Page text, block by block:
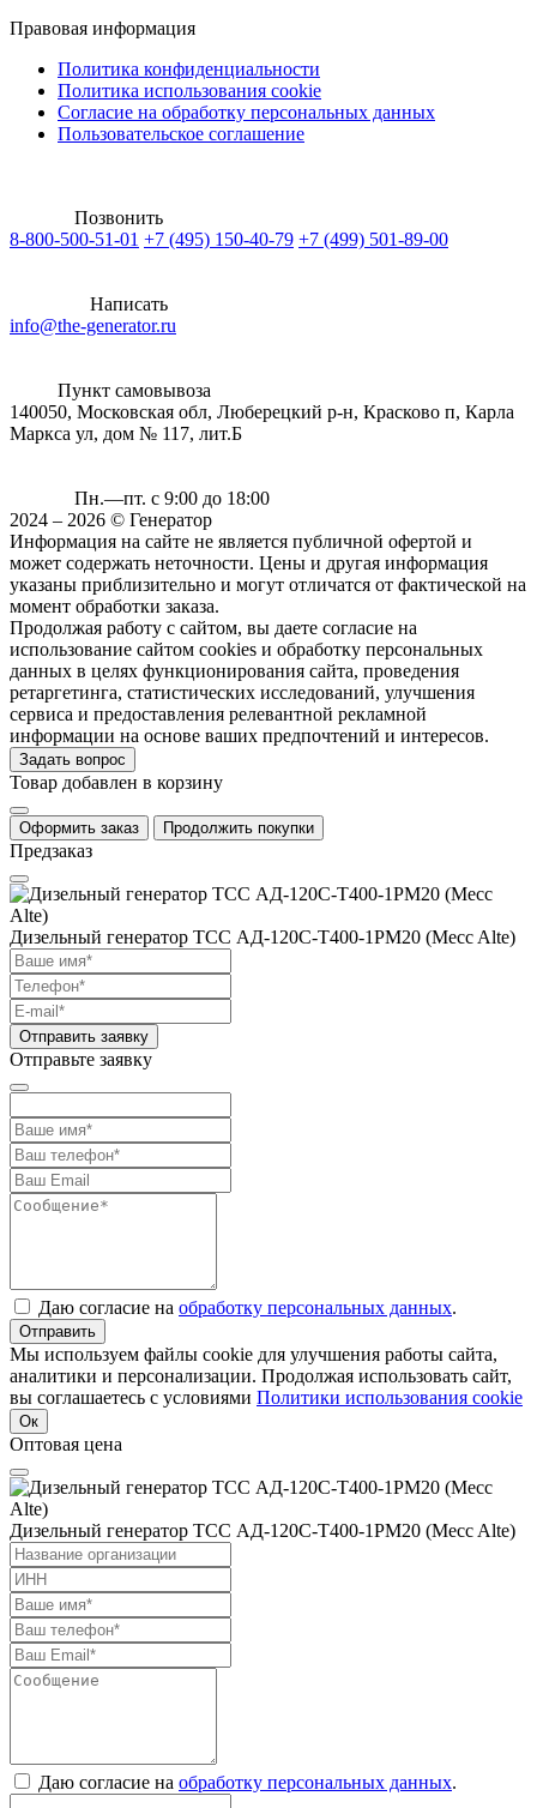
Правовая информация
Политика конфиденциальности
Политика использования cookie
Согласие на обработку персональных данных
Пользовательское соглашение
Позвонить
8-800-500-51-01 +7 (495) 150-40-79 +7 (499) 501-89-00
Написать
info@the-generator.ru
Пункт самовывоза
140050, Московская обл, Люберецкий р-н, Красково п, Карла
Маркса ул, дом № 117, лит.Б
Пн.—пт. с 9:00 до 18:00
2024 – 2026 © Генератор
Информация на сайте не является публичной офертой и
может содержать неточности. Цены и другая информация
указаны приблизительно и могут отличатся от фактической на
момент обработки заказа.
Продолжая работу с сайтом, вы даете согласие на
использование сайтом cookies и обработку персональных
данных в целях функционирования сайта, проведения
ретаргетинга, статистических исследований, улучшения
сервиса и предоставления релевантной рекламной
информации на основе ваших предпочтений и интересов.
Задать вопрос
Товар добавлен в корзину
Оформить заказ Продолжить покупки
Предзаказ
Дизельный генератор ТСС АД-120С-Т400-1РМ20 (Mecc Alte)
Отправить заявку
Отправьте заявку
Даю согласие на обработку персональных данных.
Отправить
Мы используем файлы cookie для улучшения работы сайта,
аналитики и персонализации. Продолжая использовать сайт,
вы соглашаетесь с условиями Политики использования cookie
Ок
Оптовая цена
Дизельный генератор ТСС АД-120С-Т400-1РМ20 (Mecc Alte)
Даю согласие на обработку персональных данных.